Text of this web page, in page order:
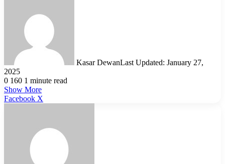
Kasar DewanLast Updated: January 27,
2025
0 160 1 minute read
Show More
Facebook X